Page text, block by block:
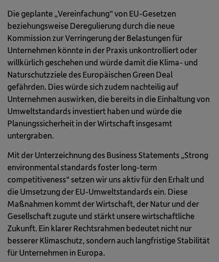
Die geplante „Vereinfachung“ von EU-Gesetzen
beziehungsweise Deregulierung durch die neue
Kommission zur Verringerung der Belastungen für
Unternehmen könnte in der Praxis unkontrolliert oder
willkürlich geschehen und würde damit die Klima- und
Naturschutzziele des Europäischen Green Deal
gefährden. Dies würde sich zudem nachteilig auf
Unternehmen auswirken, die bereits in die Einhaltung von
Umweltstandards investiert haben und würde die
Planungssicherheit in der Wirtschaft insgesamt
untergraben.
Mit der Unterzeichnung des Business Statements „Strong
environmental standards foster long-term
competitiveness“ setzen wir uns aktiv für den Erhalt und
die Umsetzung der EU-Umweltstandards ein. Diese
Maßnahmen kommt der Wirtschaft, der Natur und der
Gesellschaft zugute und stärkt unsere wirtschaftliche
Zukunft. Ein klarer Rechtsrahmen bedeutet nicht nur
besserer Klimaschutz, sondern auch langfristige Stabilität
für Unternehmen in Europa.